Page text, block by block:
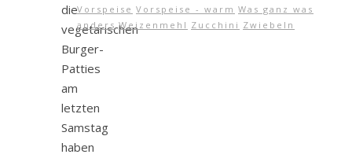
die
vegetarischen
Burger-
Patties
am
letzten
Samstag
haben
Vorspeise Vorspeise - warm Was ganz was
anders Weizenmehl Zucchini Zwiebeln